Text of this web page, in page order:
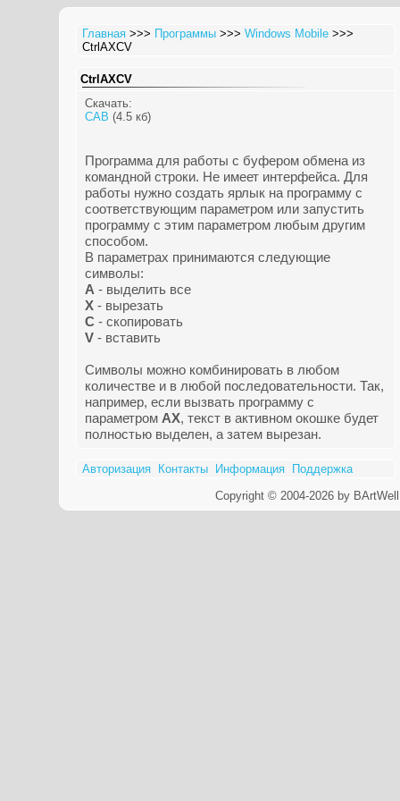
Главная >>> Программы >>>Windows Mobile >>>
CtrlAXCV
CtrlAXCV
Скачать:
CAB (4.5 кб)
Программа для работы с буфером обмена из
командной строки. Не имеет интерфейса. Для
работы нужно создать ярлык на программу с
соответствующим параметром или запустить
программу с этим параметром любым другим
способом.
В параметрах принимаются следующие
символы:
A - выделить все
X - вырезать
C - скопировать
V - вставить
Символы можно комбинировать в любом
количестве и в любой последовательности. Так,
например, если вызвать программу с
параметром AX, текст в активном окошке будет
полностью выделен, а затем вырезан.
Авторизация Контакты Информация
Поддержка
Copyright © 2004-2026 by BArtWell